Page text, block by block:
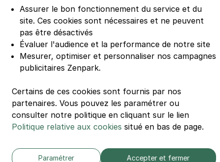
consommation de 20%
#SeDéplacerMoinsPolluer
© Zenpark 2012 - 2026 - Tous droits réservés - Fabriqué avec soin à
Rennes et Paris
Assurer le bon fonctionnement du service et du
site. Ces cookies sont nécessaires et ne peuvent
pas être désactivés
Évaluer l'audience et la performance de notre site
Mesurer, optimiser et personnaliser nos campagnes
publicitaires Zenpark.
Certains de ces cookies sont fournis par nos
partenaires. Vous pouvez les paramétrer ou
consulter notre politique en cliquant sur le lien
Politique relative aux cookies situé en bas de page.
Paramétrer Accepter et fermer